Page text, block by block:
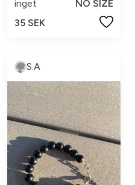
inget
NO SIZE
35 SEK
S.A